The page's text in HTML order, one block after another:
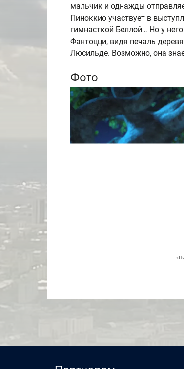
мальчик и однажды
Пиноккио участвует в
гимнасткой Беллой… Но у
Фантоцци, видя печаль
Люсильде. Возможно, она
Фото